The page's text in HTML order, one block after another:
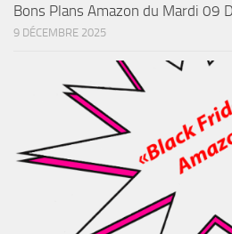
Bons Plans Amazon du Mardi 09
9 DÉCEMBRE 2025